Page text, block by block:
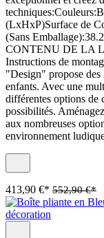
(LxHxP)Surface de
(Sans
CONTENU DE LA
Instructions de
"Design" propose des
enfants. Avec une
différentes options
possibilités.
aux nombreuses
environnement
413,90 €* 552,90 €*